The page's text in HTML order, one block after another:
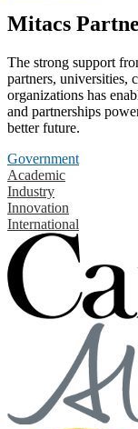
Mitacs
The strong support
partners, universities,
organizations has
and partnerships
better future.
Government
Academic
Industry
Innovation
International